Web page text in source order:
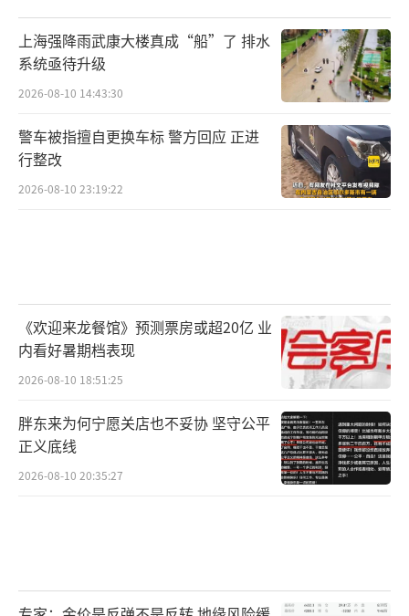
上海强降雨武康大楼真成“船”了 排水
系统亟待升级
2026-08-10 14:43:30
警车被指擅自更换车标 警方回应 正进
行整改
2026-08-10 23:19:22
《欢迎来龙餐馆》预测票房或超20亿 业
内看好暑期档表现
2026-08-10 18:51:25
胖东来为何宁愿关店也不妥协 坚守公平
正义底线
2026-08-10 20:35:27